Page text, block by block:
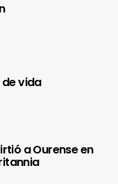
vida
a Ourense en